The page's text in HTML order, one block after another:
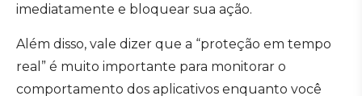
imediatamente e bloquear sua ação.
Além disso, vale dizer que a “proteção em tempo
real” é muito importante para monitorar o
comportamento dos aplicativos enquanto você